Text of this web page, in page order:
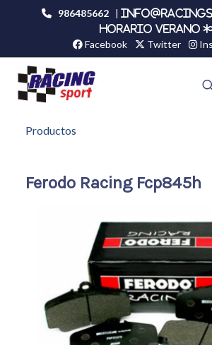
986485662 |
HORARIO VERANO
Facebook Twitter
Productos
Ferodo Racing Fcp845h